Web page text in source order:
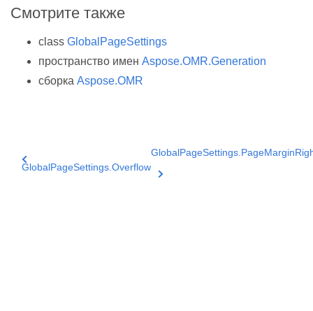
Смотрите также
class GlobalPageSettings
пространство имен Aspose.OMR.Generation
сборка Aspose.OMR
GlobalPageSettings.Overflow